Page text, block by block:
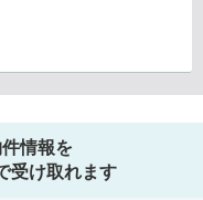
情報を
受け取れます